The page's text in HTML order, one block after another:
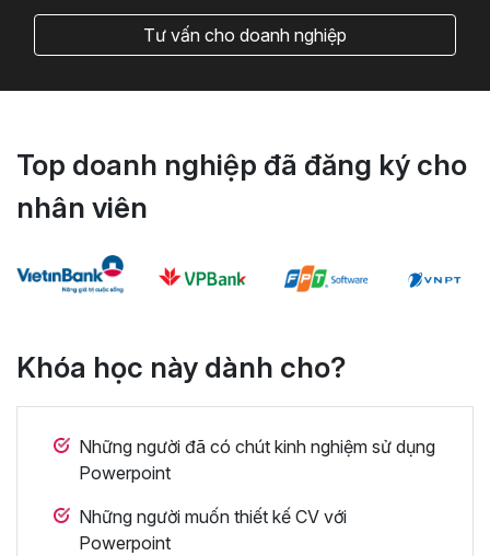
Tư vấn cho doanh nghiệp
Top doanh nghiệp đã đăng ký cho
nhân viên
Khóa học này dành cho?
Những người đã có chút kinh nghiệm sử dụng
Powerpoint
Những người muốn thiết kế CV với
Powerpoint